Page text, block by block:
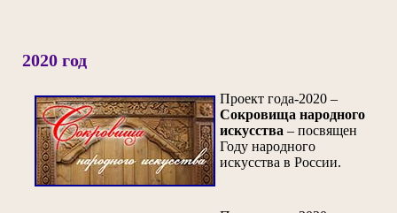
2020 год
Проект года-2020 –
Сокровища народного
искусства – посвящен
Году народного
искусства в России.